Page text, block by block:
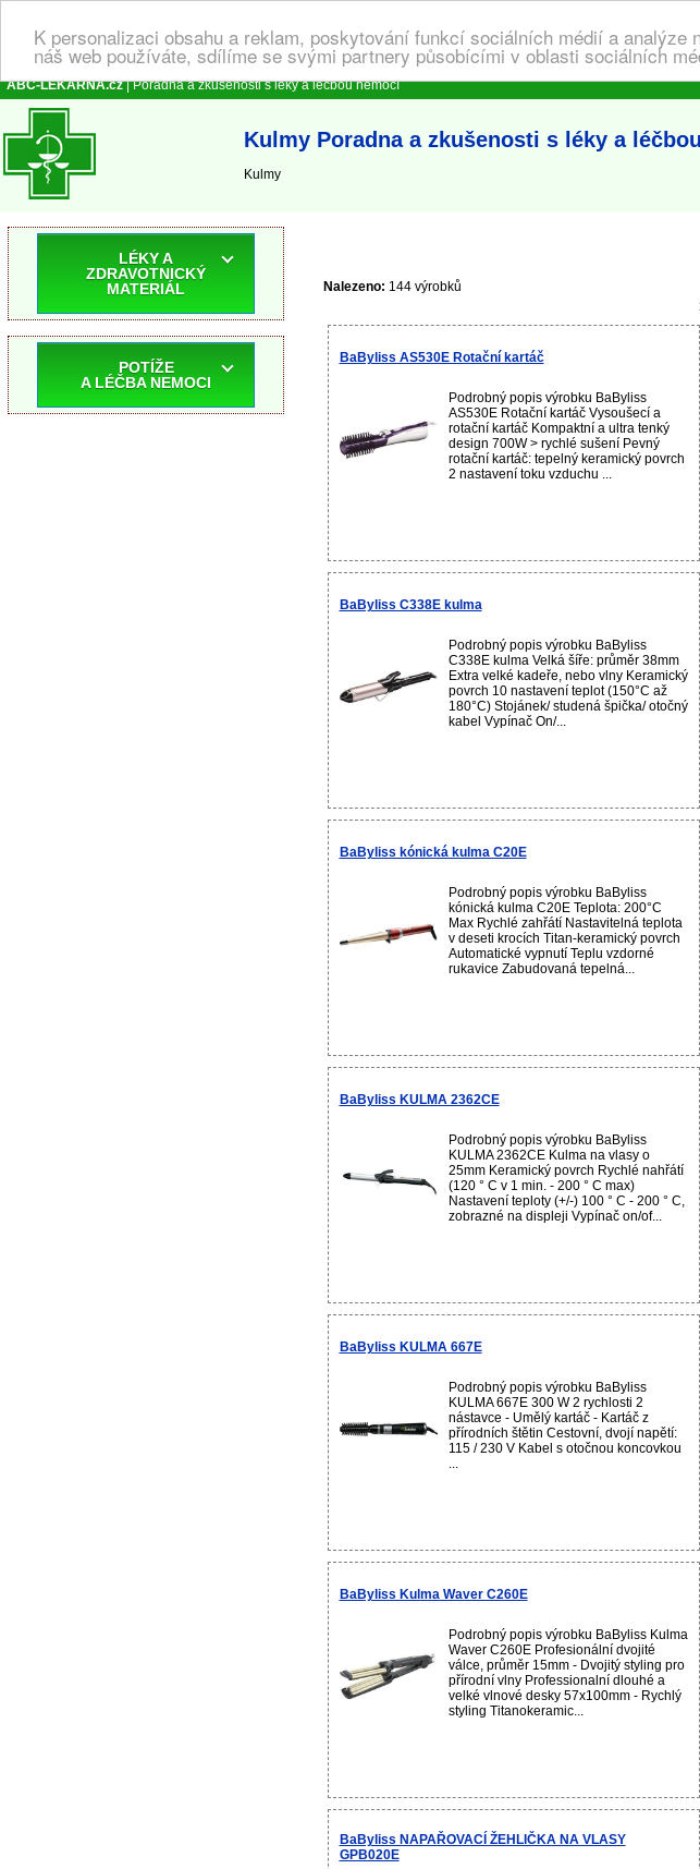
K personalizaci obsahu a reklam, poskytování funkcí sociálních médií a
náš web používáte, sdílíme se svými partnery působícími v oblasti sociálních
ABC-LEKARNA.cz| Poradna a zkušenosti s léky a léčbou nemocí
Kulmy Poradna a zkušenosti s léky a
Kulmy
Nalezeno: 144 výrobků
BaByliss AS530E Rotační kartáč
Podrobný popis výrobku BaByliss
AS530E Rotační kartáč Vysoušecí a
rotační kartáč Kompaktní a ultra tenký
design 700W > rychlé sušení Pevný
rotační kartáč: tepelný keramický povrch
2 nastavení toku vzduchu ...
BaByliss C338E kulma
Podrobný popis výrobku BaByliss
C338E kulma Velká šíře: průměr 38mm
Extra velké kadeře, nebo vlny Keramický
povrch 10 nastavení teplot (150°C až
180°C) Stojánek/ studená špička/ otočný
kabel Vypínač On/...
BaByliss kónická kulma C20E
Podrobný popis výrobku BaByliss
kónická kulma C20E Teplota: 200°C
Max Rychlé zahřátí Nastavitelná teplota
v deseti krocích Titan-keramický povrch
Automatické vypnutí Teplu vzdorné
rukavice Zabudovaná tepelná...
BaByliss KULMA 2362CE
Podrobný popis výrobku BaByliss
KULMA 2362CE Kulma na vlasy o
25mm Keramický povrch Rychlé nahřátí
(120 ° C v 1 min. - 200 ° C max)
Nastavení teploty (+/-) 100 ° C - 200 ° C,
zobrazné na displeji Vypínač on/of...
BaByliss KULMA 667E
Podrobný popis výrobku BaByliss
KULMA 667E 300 W 2 rychlosti 2
nástavce - Umělý kartáč - Kartáč z
přírodních štětin Cestovní, dvojí napětí:
115 / 230 V Kabel s otočnou koncovkou
...
BaByliss Kulma Waver C260E
Podrobný popis výrobku BaByliss Kulma
Waver C260E Profesionální dvojité
válce, průměr 15mm - Dvojitý styling pro
přírodní vlny Professionalní dlouhé a
velké vlnové desky 57x100mm - Rychlý
styling Titanokeramic...
BaByliss NAPAŘOVACÍ ŽEHLIČKA NA VLASY
GPB020E
LÉKY A
ZDRAVOTNICKÝ
MATERIÁL
POTÍŽE
A LÉČBA NEMOCI